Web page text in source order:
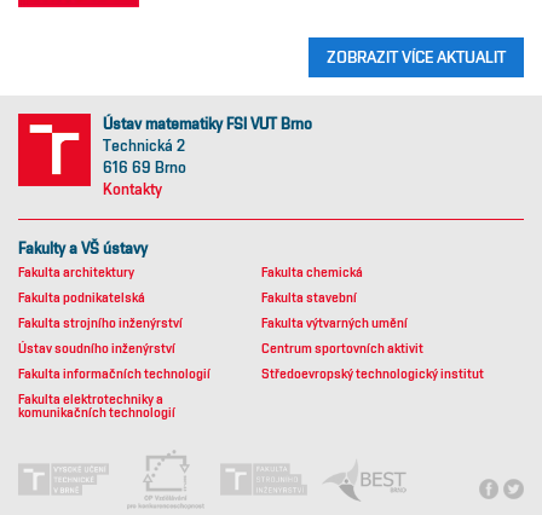
ZOBRAZIT VÍCE AKTUALIT
Ústav matematiky FSI VUT Brno
Technická 2
616 69 Brno
Kontakty
Fakulty a VŠ ústavy
Fakulta architektury
Fakulta chemická
Fakulta podnikatelská
Fakulta stavební
Fakulta strojního inženýrství
Fakulta výtvarných umění
Ústav soudního inženýrství
Centrum sportovních aktivit
Fakulta informačních technologií
Středoevropský technologický institut
Fakulta elektrotechniky a
komunikačních technologií